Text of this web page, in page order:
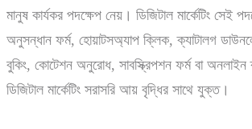
মানুষ কার্যকর পদক্ষেপ নেয়। ডিজিটাল মার্কেটিং সেই
অনুসন্ধান ফর্ম, হোয়াটসঅ্যাপ ক্লিক, ক্যাটালগ
বুকিং, কোটেশন অনুরোধ, সাবস্ক্রিপশন ফর্ম বা
ডিজিটাল মার্কেটিং সরাসরি আয় বৃদ্ধির সাথে যুক্ত।